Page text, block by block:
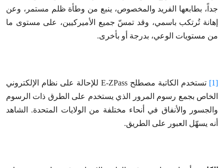
جداً، بطابعها الفريد والمخصوص، ينبع من وطأة ظلم مستمر، وعن
إهانة تُرتكب باسمي، وقد تمسّ جميع الأميركيين، على مستوى ما
من مستويات الوعي، بدرجة أو بأخرى.
[1]
تستخدم الكاتبة مصطلح E-ZPass للإحالة على نظام الإلكتروني
الخاص بجمع رسوم المرور الذي يستخدم على الطرق ذات الرسوم
والجسور والأنفاق في أنحاء مختلفة من الولايات المتحدة. الشاهد
أنه يسهّل العبور على الطريق.